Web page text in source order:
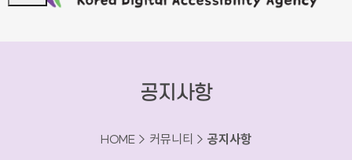
공지사항
HOME > 커뮤니티 > 공지사항